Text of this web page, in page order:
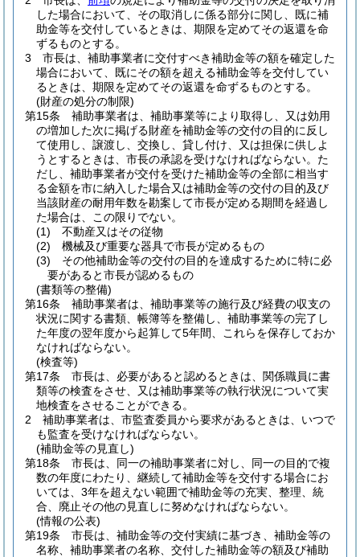
した場合において、その取消しに係る部分に関し、既に補
助金等を交付しているときは、期限を定めてその返還を命
ずるものとする。
3
市長は、補助事業者に交付すべき補助金等の額を確定した
場合において、既にその額を超える補助金等を交付してい
るときは、期限を定めてその返還を命ずるものとする。
(財産の処分の制限)
第15条
補助事業者は、補助事業等により取得し、又は効用
の増加した次に掲げる財産を補助金等の交付の目的に反し
て使用し、譲渡し、交換し、貸し付け、又は担保に供しよ
うとするときは、市長の承認を受けなければならない。 た
だし、補助事業者が交付を受けた補助金等の全部に相当す
る金額を市に納入した場合又は補助金等の交付の目的及び
当該財産の耐用年数を勘案して市長が定める期間を経過し
た場合は、この限りでない。
(1)
不動産又はその従物
(2)
機械及び重要な器具で市長が定めるもの
(3)
その他補助金等の交付の目的を達成するために特に必
要があると市長が認めるもの
(書類等の整備)
第16条
補助事業者は、補助事業等の施行及び経費の収支の
状況に関する書類、帳簿等を整備し、補助事業等の完了し
た年度の翌年度から起算して5年間、これらを保存しておか
なければならない。
(検査等)
第17条
市長は、必要があると認めるときは、関係職員に書
類等の検査をさせ、又は補助事業等の執行状況について実
地検査をさせることができる。
2
補助事業者は、市監査委員から要求があるときは、いつで
も監査を受けなければならない。
(補助金等の見直し)
第18条
市長は、同一の補助事業者に対し、同一の目的で複
数の年度にわたり、継続して補助金等を交付する場合にお
いては、3年を超えない範囲で補助金等の充実、整理、統
合、廃止その他の見直しに努めなければならない。
(情報の公表)
第19条
市長は、補助金等の交付実績に基づき、補助金等の
名称、補助事業者の名称、交付した補助金等の額及び補助